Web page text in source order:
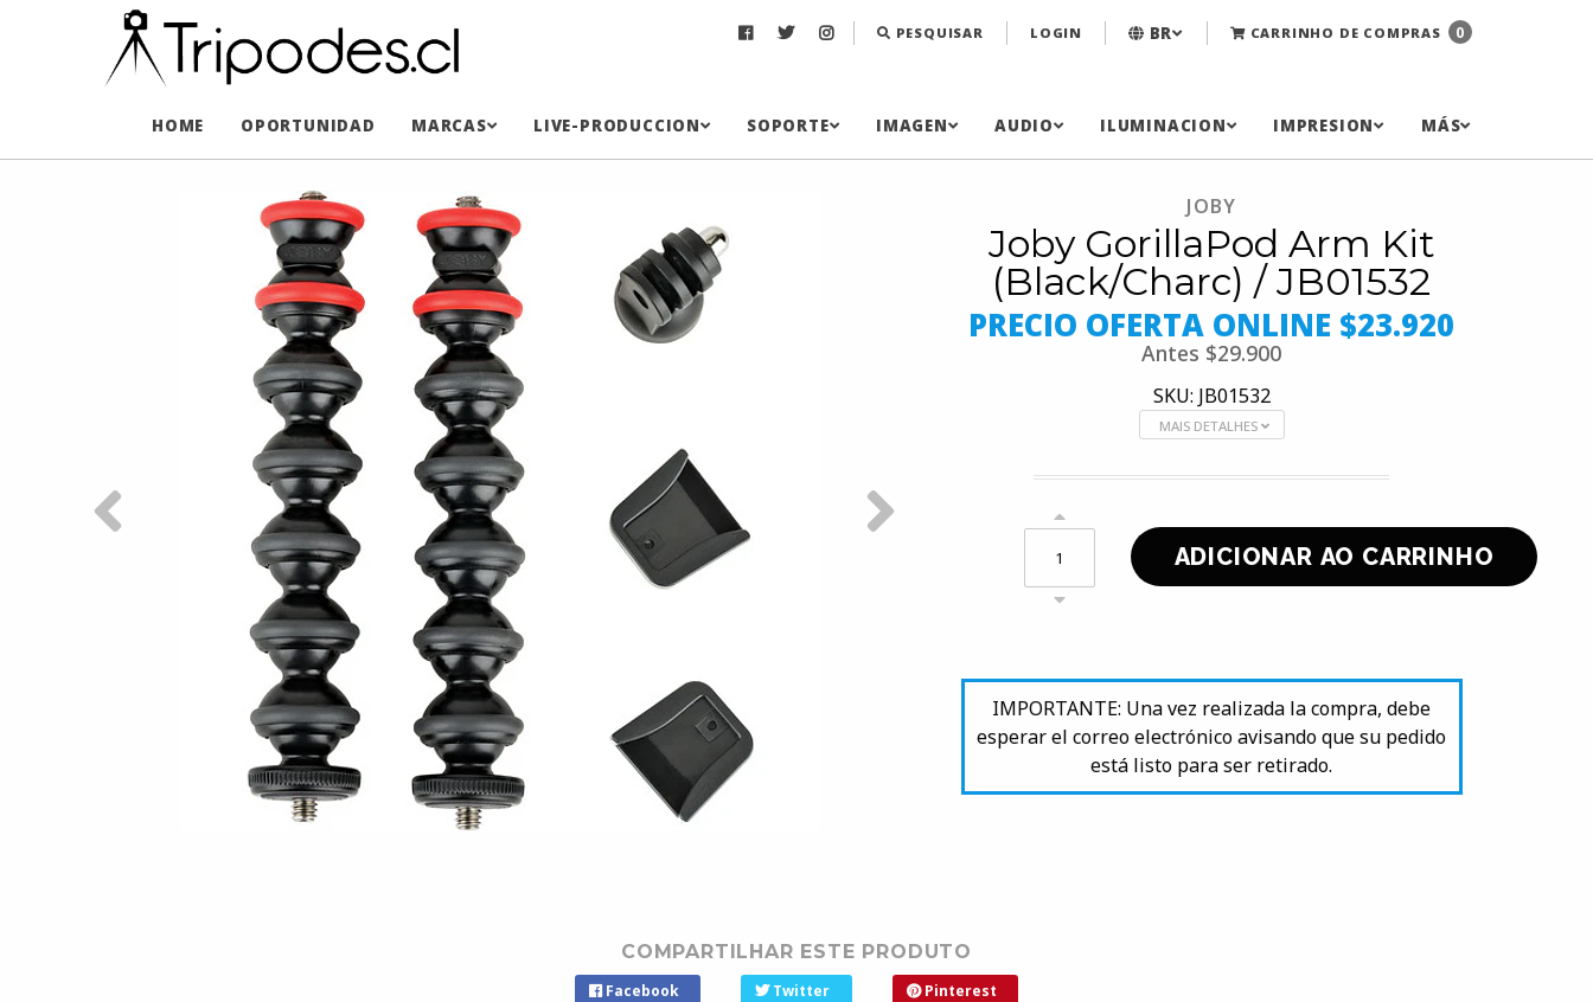
PESQUISAR LOGIN BR CARRINHO DE COMPRAS 0
HOME OPORTUNIDAD MARCAS LIVE-PRODUCCION SOPORTE IMAGEN AUDIO ILUMINACION IMPRESION MÁS
JOBY
Joby GorillaPod Arm Kit
(Black/Charc) / JB01532
PRECIO OFERTA ONLINE $23.920
Antes $29.900
SKU: JB01532
MAIS DETALHES
IMPORTANTE: Una vez realizada la compra, debe
esperar el correo electrónico avisando que su pedido
está listo para ser retirado.
COMPARTILHAR ESTE PRODUTO
Facebook Twitter Pinterest